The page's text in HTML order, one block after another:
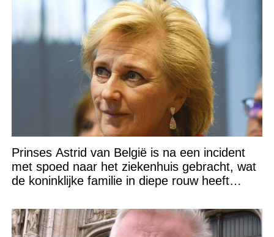
Prinses Astrid van België is na een incident
met spoed naar het ziekenhuis gebracht, wat
de koninklijke familie in diepe rouw heeft